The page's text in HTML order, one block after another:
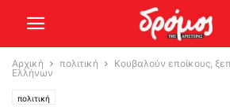
Αρχική πολιτική
Κουβαλούν εποίκους,
Ελλήνων
πολιτική